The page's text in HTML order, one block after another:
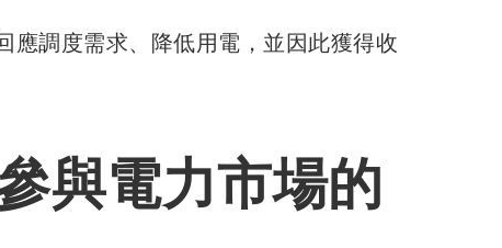
應調度需求、降低用電，並因此獲得收
與電力市場的